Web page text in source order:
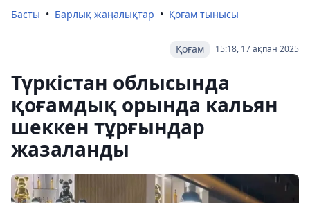
Басты Барлық жаңалықтар Қоғам тынысы
15:18, 17 ақпан 2025
Қоғам
Түркістан облысында
қоғамдық орында кальян
шеккен тұрғындар
жазаланды